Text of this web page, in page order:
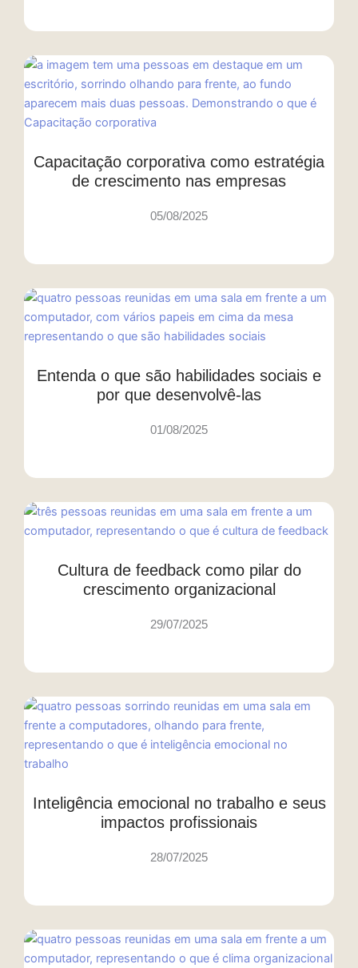
Capacitação corporativa como estratégia
de crescimento nas empresas
05/08/2025
Entenda o que são habilidades sociais e
por que desenvolvê-las
01/08/2025
Cultura de feedback como pilar do
crescimento organizacional
29/07/2025
Inteligência emocional no trabalho e seus
impactos profissionais
28/07/2025